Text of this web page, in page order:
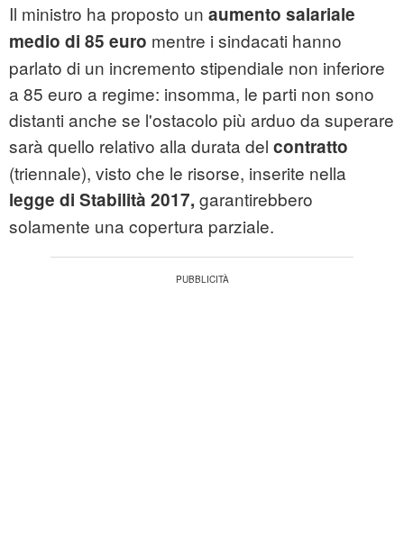
Il ministro ha proposto un aumento salariale
medio di 85 euro mentre i sindacati hanno
parlato di un incremento stipendiale non inferiore
a 85 euro a regime: insomma, le parti non sono
distanti anche se l'ostacolo più arduo da superare
sarà quello relativo alla durata del contratto
(triennale), visto che le risorse, inserite nella
legge di Stabilità 2017, garantirebbero
solamente una copertura parziale.